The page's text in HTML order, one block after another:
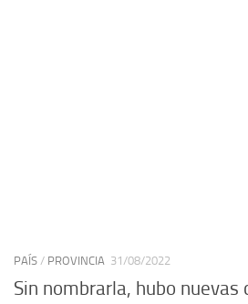
PAÍS / PROVINCIA 31/08/2022
Sin nombrarla, hubo nuevas